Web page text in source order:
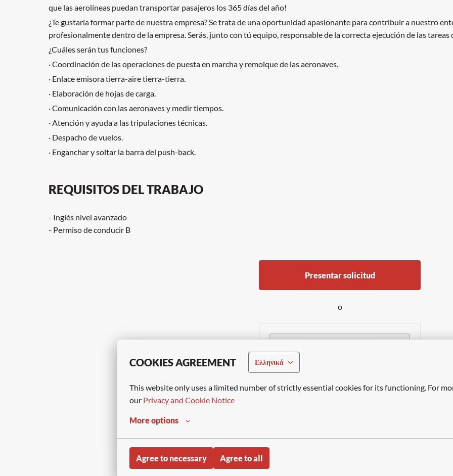
COOKIES AGREEMENT Ελληνικά
This website only uses a limited number of strictly essential cookies for its functioning. For
our Privacy and Cookie Notice
More options
Agree to necessary Agree to all
que las aerolíneas puedan transportar pasajeros los 365 días del año!
¿Te gustaría formar parte de nuestra empresa? Se trata de una oportunidad apasionante para contribuir a nuestro
profesionalmente dentro de la empresa. Serás, junto con tú equipo, responsable de la correcta ejecución de las tareas
¿Cuáles serán tus funciones?
· Coordinación de las operaciones de puesta en marcha y remolque de las aeronaves.
· Enlace emisora tierra-aire tierra-tierra.
· Elaboración de hojas de carga.
· Comunicación con las aeronaves y medir tiempos.
· Atención y ayuda a las tripulaciones técnicas.
· Despacho de vuelos.
· Enganchar y soltar la barra del push-back.
REQUISITOS DEL TRABAJO
- Inglés nivel avanzado
- Permiso de conducir B
Presentar solicitud
o
APPLY WITH INDEED UNAVAILABLE